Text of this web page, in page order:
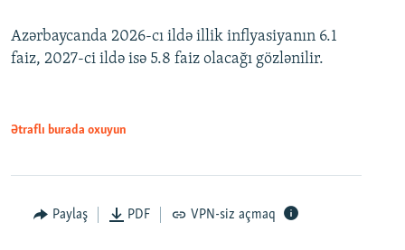
360p
480p
Azərbaycanda 2026-cı ildə illik inflyasiyanın 6.1
faiz, 2027-ci ildə isə 5.8 faiz olacağı gözlənilir.
Ətraflı burada oxuyun
Paylaş PDF VPN-siz açmaq